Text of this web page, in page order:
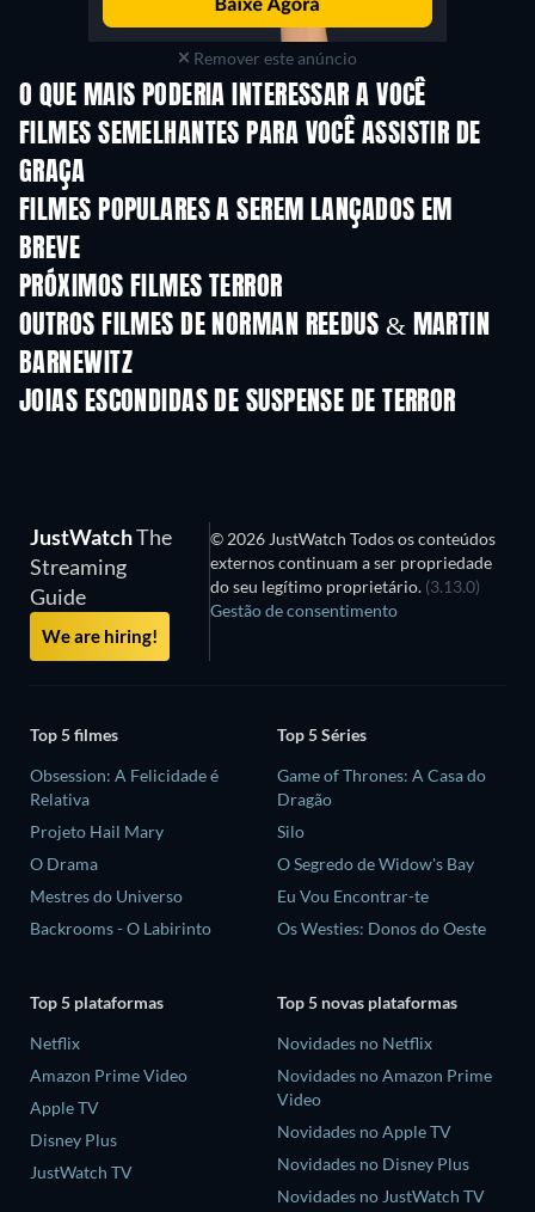
Remover este anúncio
O QUE MAIS PODERIA INTERESSAR A VOCÊ
FILMES SEMELHANTES PARA VOCÊ ASSISTIR DE
GRAÇA
FILMES POPULARES A SEREM LANÇADOS EM
BREVE
PRÓXIMOS FILMES TERROR
OUTROS FILMES DE NORMAN REEDUS & MARTIN
BARNEWITZ
JOIAS ESCONDIDAS DE SUSPENSE DE TERROR
JustWatchThe
Streaming
Guide
We are hiring!
© 2026 JustWatch Todos os conteúdos
externos continuam a ser propriedade
do seu legítimo proprietário. (3.13.0)
Gestão de consentimento
Top 5 filmes
Obsession: A Felicidade é
Relativa
Projeto Hail Mary
O Drama
Mestres do Universo
Backrooms - O Labirinto
Top 5 Séries
Game of Thrones: A Casa do
Dragão
Silo
O Segredo de Widow's Bay
Eu Vou Encontrar-te
Os Westies: Donos do Oeste
Top 5 plataformas
Netflix
Amazon Prime Video
Apple TV
Disney Plus
JustWatch TV
Top 5 novas plataformas
Novidades no Netflix
Novidades no Amazon Prime
Video
Novidades no Apple TV
Novidades no Disney Plus
Novidades no JustWatch TV